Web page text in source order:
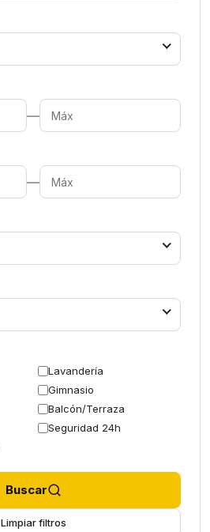
—
—
Lavandería
Gimnasio
Balcón/Terraza
Seguridad 24h
Buscar
Limpiar filtros